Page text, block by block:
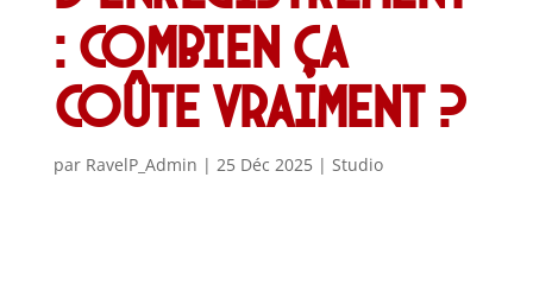
: combien ça
coûte vraiment ?
par RavelP_Admin | 25 Déc 2025| Studio